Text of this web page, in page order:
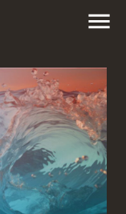
menu